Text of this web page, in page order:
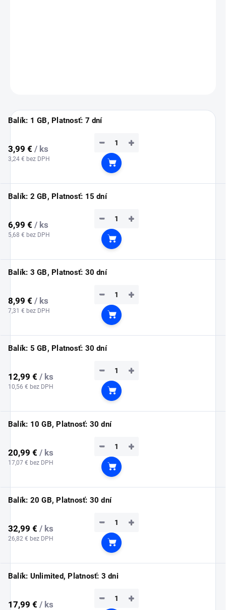
Balík: 1 GB, Platnosť: 7 dní
3,99 € / ks
3,24 € bez DPH
+
−
Do košíka
Balík: 2 GB, Platnosť: 15 dní
6,99 € / ks
5,68 € bez DPH
+
−
Do košíka
Balík: 3 GB, Platnosť: 30 dní
8,99 € / ks
7,31 € bez DPH
+
−
Do košíka
Balík: 5 GB, Platnosť: 30 dní
12,99 € / ks
10,56 € bez DPH
+
−
Do košíka
Balík: 10 GB, Platnosť: 30 dní
20,99 € / ks
17,07 € bez DPH
+
−
Do košíka
Balík: 20 GB, Platnosť: 30 dní
32,99 € / ks
26,82 € bez DPH
+
−
Do košíka
Balík: Unlimited, Platnosť: 3 dni
17,99 € / ks +
−